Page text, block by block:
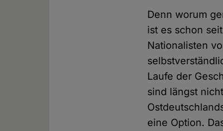
Denn worum
ist es schon
Nationalisten
Laufe der
sind längst
eine Option.